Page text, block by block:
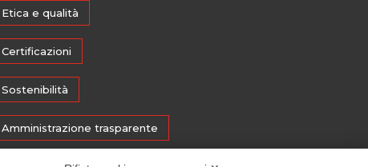
Etica e qualità
Certificazioni
Sostenibilità
Amministrazione trasparente